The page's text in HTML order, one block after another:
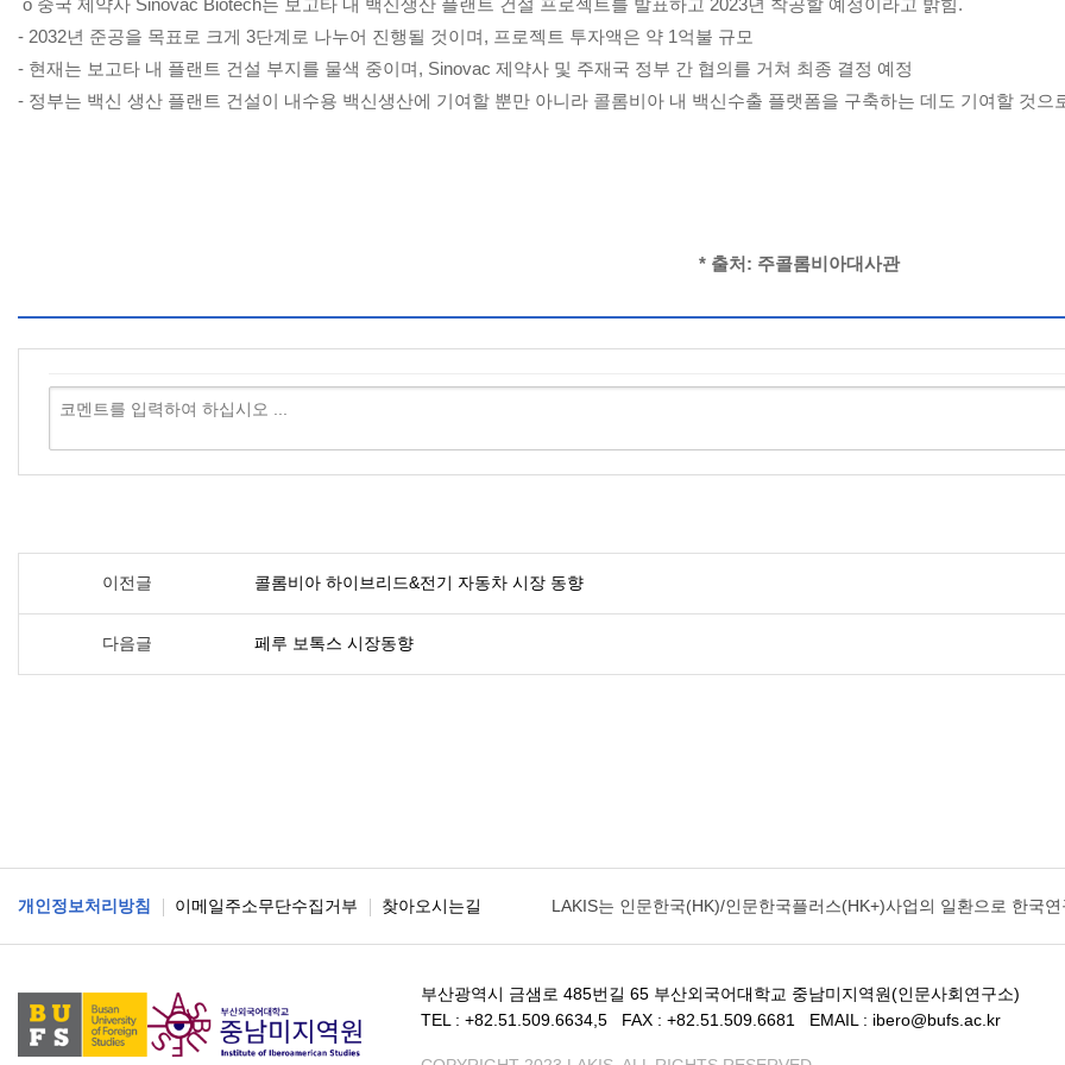
o 중국 제약사 Sinovac Biotech는 보고타 내 백신생산 플랜트 건설 프로젝트를 발표하고 2023년 착공할 예정이라고 밝힘.
- 2032년 준공을 목표로 크게 3단계로 나누어 진행될 것이며, 프로젝트 투자액은 약 1억불 규모
- 현재는 보고타 내 플랜트 건설 부지를 물색 중이며, Sinovac 제약사 및 주재국 정부 간 협의를 거쳐 최종 결정 예정
- 정부는 백신 생산 플랜트 건설이 내수용 백신생산에 기여할 뿐만 아니라 콜롬비아 내 백신수출 플랫폼을 구축하는 데도 기여할 것으
* 출처: 주콜롬비아대사관
이전글 콜롬비아 하이브리드&전기 자동차 시장 동향
다음글 페루 보톡스 시장동향
개인정보처리방침 이메일주소무단수집거부 찾아오시는길 LAKIS는 인문한국(HK)/인문한국플러스(HK+)사업의 일환으로 한국
부산광역시 금샘로 485번길 65 부산외국어대학교 중남미지역원(인문사회연구소)
TEL : +82.51.509.6634,5
FAX : +82.51.509.6681 EMAIL : ibero@bufs.ac.kr